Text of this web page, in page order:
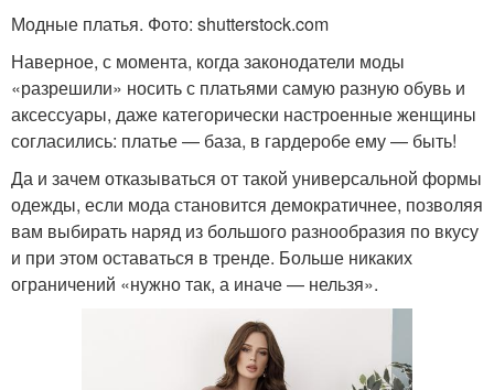
Модные платья. Фото: shutterstock.com
Наверное, с момента, когда законодатели моды
«разрешили» носить с платьями самую разную обувь и
аксессуары, даже категорически настроенные женщины
согласились: платье — база, в гардеробе ему — быть!
Да и зачем отказываться от такой универсальной формы
одежды, если мода становится демократичнее, позволяя
вам выбирать наряд из большого разнообразия по вкусу
и при этом оставаться в тренде. Больше никаких
ограничений «нужно так, а иначе — нельзя».